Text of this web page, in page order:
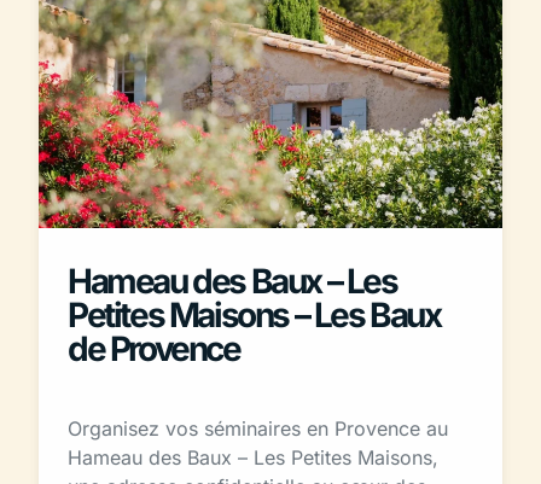
Hameau des Baux – Les
Petites Maisons – Les Baux
de Provence
Organisez vos séminaires en Provence au
Hameau des Baux – Les Petites Maisons,